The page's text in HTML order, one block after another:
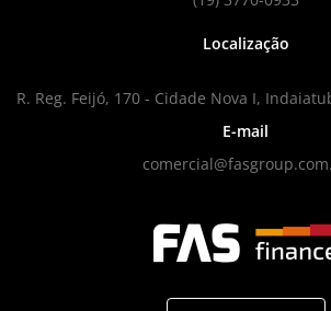
Localização
R. Reg. Feijó, 170 - Cidade Nova I,
E-mail